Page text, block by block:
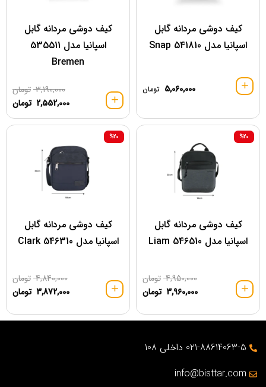
کیف دوشی مردانه گابل
اسپانیا مدل 541810 Snap
5,060,000 تومان
کیف دوشی مردانه گابل
اسپانیا مدل 535511
Bremen
3,190,000 تومان
2,552,000 تومان
کیف دوشی مردانه گابل
اسپانیا مدل 546510 Liam
%20
4,950,000 تومان
3,960,000 تومان
کیف دوشی مردانه گابل
اسپانیا مدل Clark 546310
%20
4,840,000 تومان
3,872,000 تومان
021-88614063-5 داخلی 108
info@bisttar.com